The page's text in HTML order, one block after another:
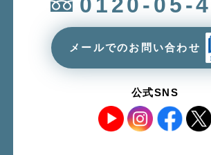
メールでのお問い合わせ
公式SNS